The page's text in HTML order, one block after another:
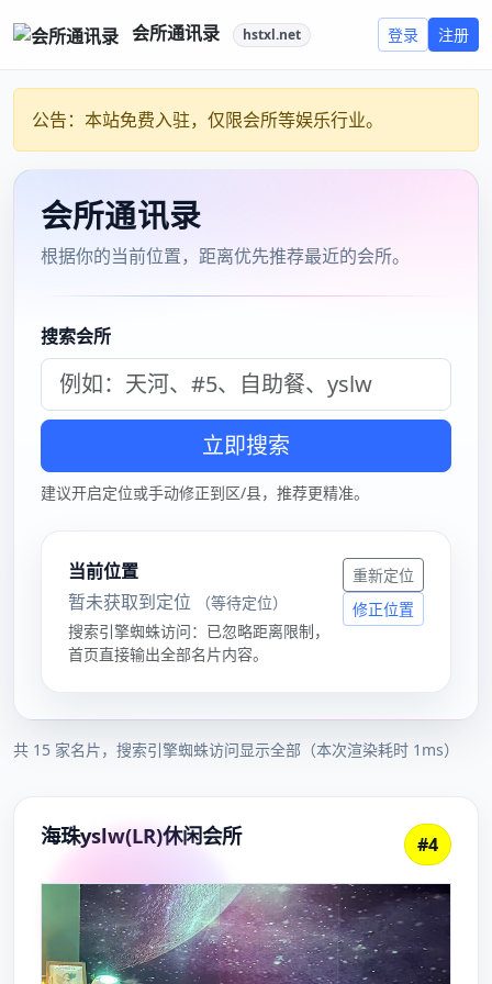
爱上海mm自荐
嘉定清河路敏敏足浴
2021年9月24日 | 嘉
河
路
敏
浴
已关闭评论